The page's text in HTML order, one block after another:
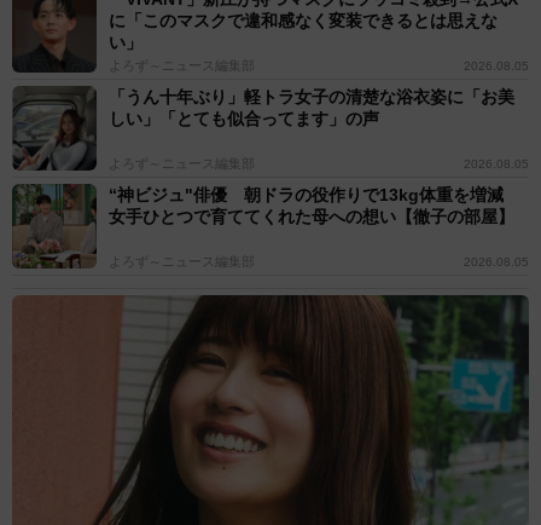
に「このマスクで違和感なく変装できるとは思えな
い」
よろず～ニュース編集部 2026.08.05
「うん十年ぶり」軽トラ女子の清楚な浴衣姿に「お美
しい」「とても似合ってます」の声
よろず～ニュース編集部 2026.08.05
“神ビジュ"俳優 朝ドラの役作りで13kg体重を増減
女手ひとつで育ててくれた母への想い【徹子の部屋】
よろず～ニュース編集部 2026.08.05